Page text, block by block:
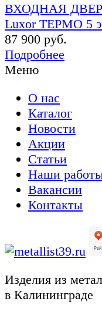
ВХОДНАЯ
Luxor ТЕРМО 5
87 900 руб.
Подробнее
Меню
О нас
Каталог
Новости
Акции
Статьи
Наши
Вакансии
Контакты
Изделия из
в Калининграде